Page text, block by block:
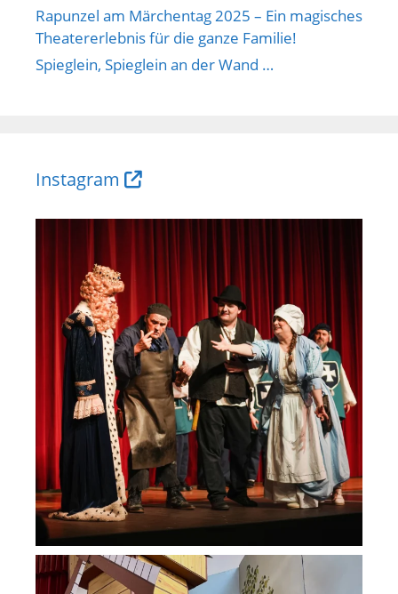
Rapunzel am Märchentag 2025 – Ein magisches
Theatererlebnis für die ganze Familie!
Spieglein, Spieglein an der Wand …
Instagram